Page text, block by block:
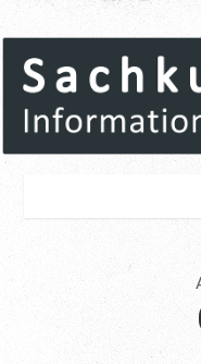
Übersicht
Rechtlich